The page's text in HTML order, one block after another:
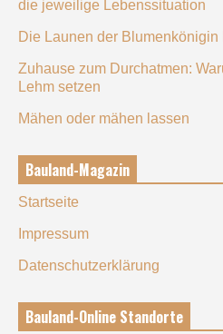
die jeweilige Lebenssituation
Die Launen der Blumenkönigin
Zuhause zum Durchatmen:
Lehm setzen
Mähen oder mähen lassen
Bauland-Magazin
Startseite
Impressum
Datenschutzerklärung
Bauland-Online Standorte